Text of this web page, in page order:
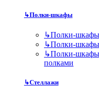
↳Полки-шкафы
↳Полки-шкафы
↳Полки-шкафы
↳Полки-шкафы
полками
↳Стеллажи